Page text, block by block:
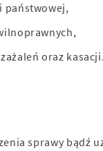
państwowej,
oraz kasacji.
sprawy bądź